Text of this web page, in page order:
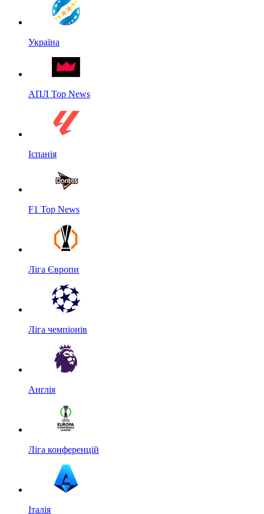
Україна
АПЛ Top News
Іспанія
F1 Top News
Ліга Європи
Ліга чемпіонів
Англія
Ліга конференцій
Італія